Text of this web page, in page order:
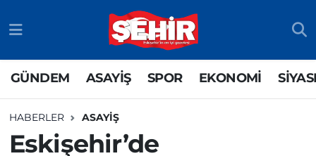
GÜNDEM ASAYİŞ SPOR EKONOMİ
HABERLER ASAYİŞ
Eskişehir’de
SPOR
SİYASET
Odunpazarı Nöbetçi Eczaneler
Odunpazarı Hava Durumu
Odunpazarı Trafik Yoğunluk Haritası